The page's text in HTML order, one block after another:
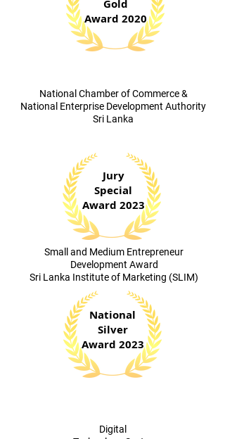
Best
Enterpruner
Award 2020
Sri Lanka
Jury
Special
Award 2023
​Small and Medium Entrepreneur
Development Award
Sri Lanka Institute of Marketing (SLIM)
National
Silver
Award 2023